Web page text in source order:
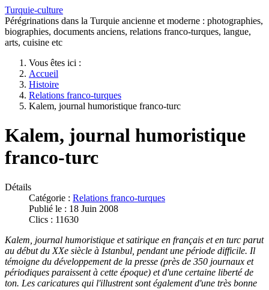
Turquie-culture
Pérégrinations dans la Turquie ancienne et moderne : photographies,
biographies, documents anciens, relations franco-turques, langue,
arts, cuisine etc
Vous êtes ici :
Accueil
Histoire
Relations franco-turques
Kalem, journal humoristique franco-turc
Kalem, journal humoristique
franco-turc
Détails
Catégorie : Relations franco-turques
Publié le : 18 Juin 2008
Clics : 11630
Kalem, journal humoristique et satirique en français et en turc parut
au début du XXe siècle à Istanbul, pendant une période difficile. Il
témoigne du développement de la presse (près de 350 journaux et
périodiques paraissent à cette époque) et d'une certaine liberté de
ton. Les caricatures qui l'illustrent sont également d'une très bonne